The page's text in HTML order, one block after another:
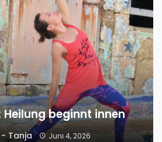
Heilung beginnt innen
- Tanja Juni 4, 2026